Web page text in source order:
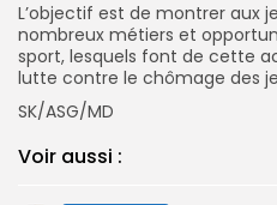
L’objectif est de montrer aux
nombreux métiers et
sport, lesquels font de cette
lutte contre le chômage des
SK/ASG/MD
Voir aussi :